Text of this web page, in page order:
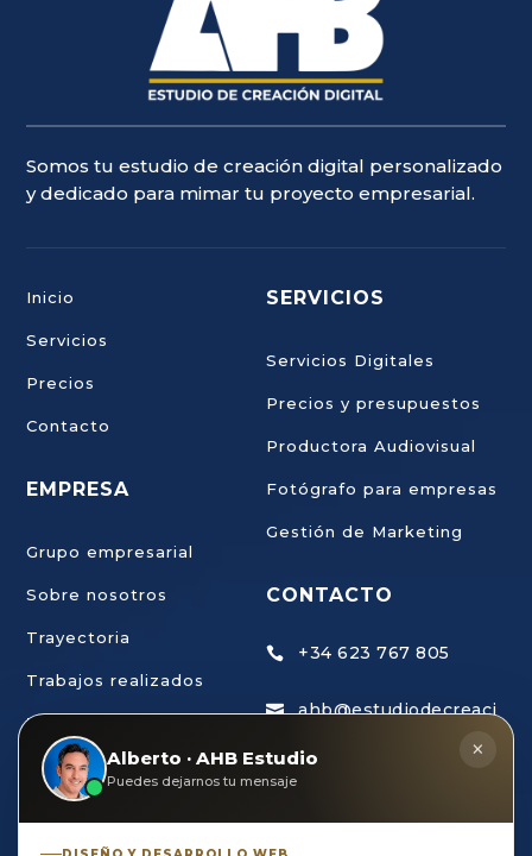
Somos tu estudio de creación digital personalizado
y dedicado para mimar tu proyecto empresarial.
Inicio
Servicios
Precios
Contacto
EMPRESA
Grupo empresarial
Sobre nosotros
Trayectoria
Trabajos realizados
Trabaja con nosotros
SERVICIOS
Servicios Digitales
Precios y presupuestos
Productora Audiovisual
Fotógrafo para empresas
Gestión de Marketing
CONTACTO
 +34 623 767 805

ahb@estudiodecreaci

Alberto · AHB Estudio
Puedes dejarnos tu mensaje
×